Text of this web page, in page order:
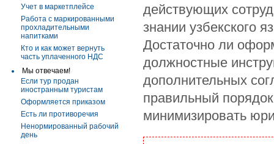
Учет в маркетплейсе
Работа с маркированными
прохладительными
напитками
Кто и как может вернуть
часть уплаченного НДС
Мы отвечаем!
Если тур продан
иностранным туристам
Оформляется приказом
Есть ли противоречия
Ненормированный рабочий
день
действующих
знании узбекского
Достаточно ли
должностные
дополнительных
правильный
минимизировать